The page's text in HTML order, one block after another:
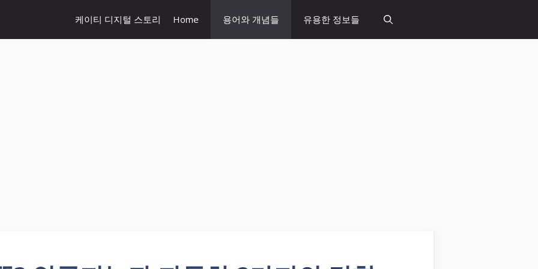
케이티 디지털 스토리 Home 용어와 개념들 유용한 정보들